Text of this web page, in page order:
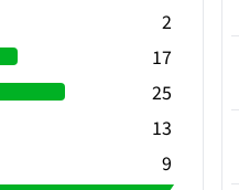
2
17
25
13
9